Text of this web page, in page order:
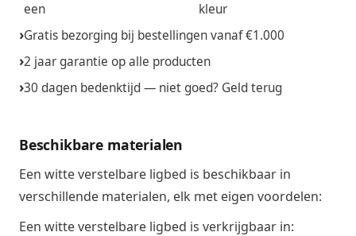
een
kleur
Gratis bezorging bij bestellingen vanaf €1.000
2 jaar garantie op alle producten
30 dagen bedenktijd — niet goed? Geld terug
Beschikbare materialen
Een witte verstelbare ligbed is beschikbaar in
verschillende materialen, elk met eigen voordelen:
Een witte verstelbare ligbed is verkrijgbaar in: